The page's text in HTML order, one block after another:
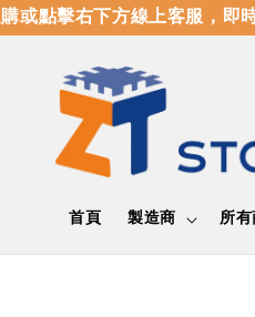
點擊右下方線上客服，即
首頁 製造商 所